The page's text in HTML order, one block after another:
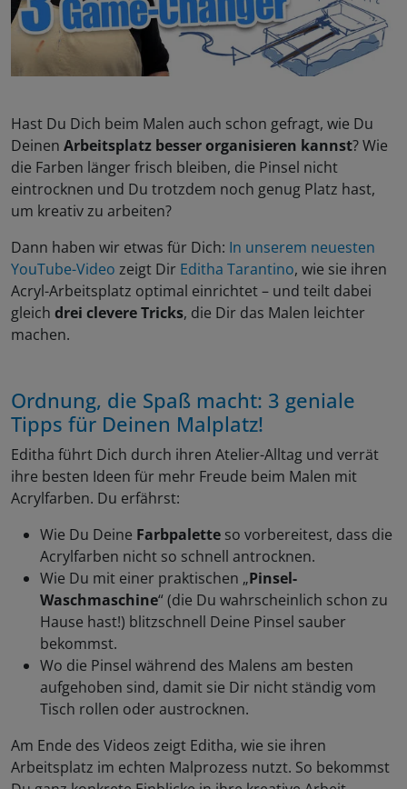
Hast Du Dich beim Malen auch schon gefragt, wie Du
Deinen Arbeitsplatz besser organisieren kannst? Wie
die Farben länger frisch bleiben, die Pinsel nicht
eintrocknen und Du trotzdem noch genug Platz hast,
um kreativ zu arbeiten?
Dann haben wir etwas für Dich: In unserem neuesten
YouTube-Video zeigt Dir Editha Tarantino, wie sie ihren
Acryl-Arbeitsplatz optimal einrichtet – und teilt dabei
gleich drei clevere Tricks, die Dir das Malen leichter
machen.
Ordnung, die Spaß macht: 3 geniale
Tipps für Deinen Malplatz!
Editha führt Dich durch ihren Atelier-Alltag und verrät
ihre besten Ideen für mehr Freude beim Malen mit
Acrylfarben. Du erfährst:
Wie Du Deine Farbpalette so vorbereitest, dass die
Acrylfarben nicht so schnell antrocknen.
Wie Du mit einer praktischen „Pinsel-
Waschmaschine“ (die Du wahrscheinlich schon zu
Hause hast!) blitzschnell Deine Pinsel sauber
bekommst.
Wo die Pinsel während des Malens am besten
aufgehoben sind, damit sie Dir nicht ständig vom
Tisch rollen oder austrocknen.
Am Ende des Videos zeigt Editha, wie sie ihren
Arbeitsplatz im echten Malprozess nutzt. So bekommst